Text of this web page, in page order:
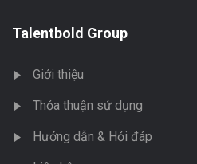
Talentbold Group
Giới thiệu
Thỏa thuận sử dụng
Hướng dẫn & Hỏi đáp